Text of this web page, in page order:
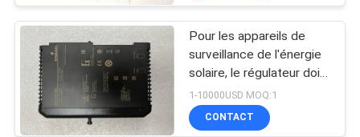
Pour les appareils de
surveillance de l'énergie
solaire, le régulateur doit
être équipé d'un système
de contrôle de l'énergie
solaire.
1-10000USD MOQ:1
CONTACT